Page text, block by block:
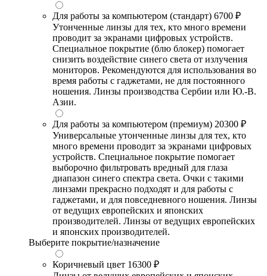
Для работы за компьютером (стандарт) 6700 ₽
Утонченные линзы для тех, кто много времени
проводит за экранами цифровых устройств.
Специальное покрытие (блю блокер) помогает
снизить воздействие синего света от излучения
мониторов. Рекомендуются для использования во
время работы с гаджетами, не для постоянного
ношения. Линзы производства Сербии или Ю.-В.
Азии.
Для работы за компьютером (премиум) 20300 ₽
Универсальные утонченные линзы для тех, кто
много времени проводит за экранами цифровых
устройств. Специальное покрытие помогает
выборочно фильтровать вредный для глаза
диапазон синего спектра света. Очки с такими
линзами прекрасно подходят и для работы с
гаджетами, и для повседневного ношения. Линзы
от ведущих европейских и японских
производителей. Линзы от ведущих европейских
и японских производителей.
Выберите покрытие/назначение
Коричневый цвет 16300 ₽